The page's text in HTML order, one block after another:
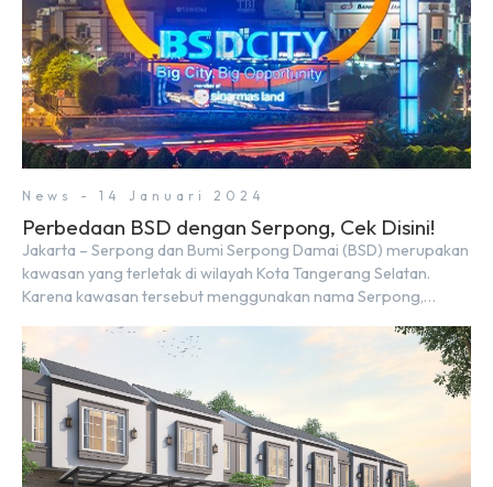
News - 14 Januari 2024
Perbedaan BSD dengan Serpong, Cek Disini!
Jakarta – Serpong dan Bumi Serpong Damai (BSD) merupakan
kawasan yang terletak di wilayah Kota Tangerang Selatan.
Karena kawasan tersebut menggunakan nama Serpong,
merupakan tempat yang sama. Padahal anggapan tersebut
kurang tepat. Sebab Serpong dan BSD merupakan dua
kawasan yang berbeda. Berikut penjelasannya. Baca Juga: […]